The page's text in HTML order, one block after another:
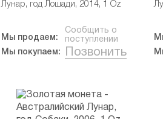
Лунар, год Лошади, 2014, 1 Oz
Мы продаем:
Сообщить о
поступлении
Мы покупаем:
Позвонить